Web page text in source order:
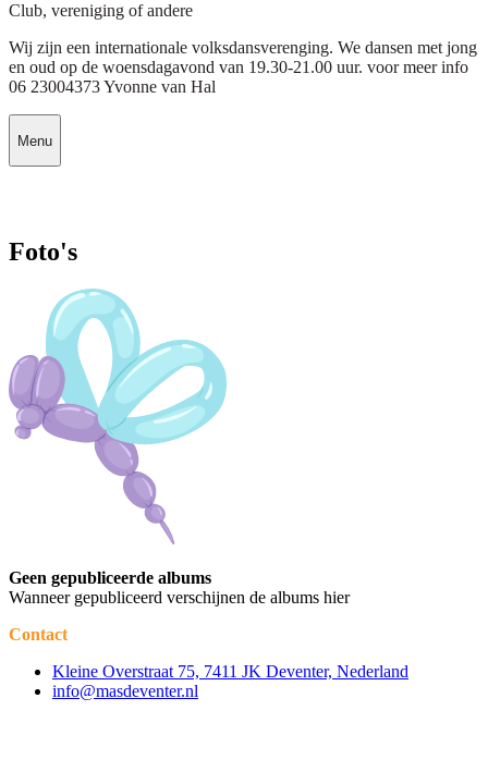
Club, vereniging of andere
Wij zijn een internationale volksdansverenging. We dansen met jong
en oud op de woensdagavond van 19.30-21.00 uur. voor meer info
06 23004373 Yvonne van Hal
Menu
Foto's
Geen gepubliceerde albums
Wanneer gepubliceerd verschijnen de albums hier
Contact
Kleine Overstraat 75, 7411 JK Deventer, Nederland
info@masdeventer.nl